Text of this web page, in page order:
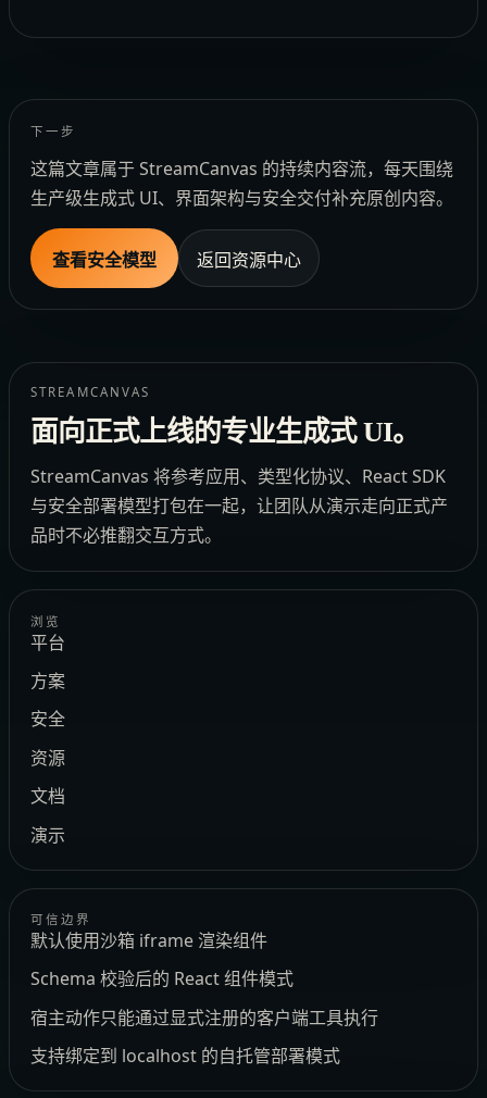
下一步
这篇文章属于 StreamCanvas 的持续内容流，每天围绕
生产级生成式 UI、界面架构与安全交付补充原创内容。
查看安全模型 返回资源中心
STREAMCANVAS
面向正式上线的专业生成式 UI。
StreamCanvas 将参考应用、类型化协议、React SDK
与安全部署模型打包在一起，让团队从演示走向正式产
品时不必推翻交互方式。
浏览
平台
方案
安全
资源
文档
演示
可信边界
默认使用沙箱 iframe 渲染组件
Schema 校验后的 React 组件模式
宿主动作只能通过显式注册的客户端工具执行
支持绑定到 localhost 的自托管部署模式